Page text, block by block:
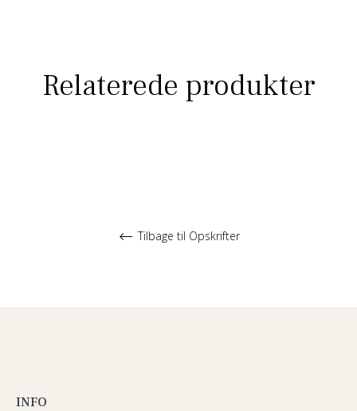
Relaterede produkter
Tilbage til Opskrifter
INFO